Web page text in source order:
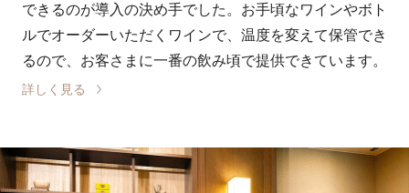
できるのが導入の決め手でした。お手頃なワインやボト
ルでオーダーいただくワインで、温度を変えて保管でき
るので、お客さまに一番の飲み頃で提供できています。
詳しく見る